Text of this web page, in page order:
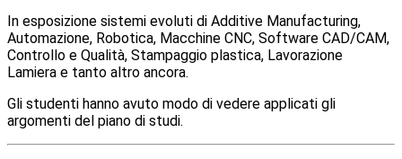
In esposizione sistemi evoluti di Additive Manufacturing,
Automazione, Robotica, Macchine CNC, Software CAD/CAM,
Controllo e Qualità, Stampaggio plastica, Lavorazione
Lamiera e tanto altro ancora.
Gli studenti hanno avuto modo di vedere applicati gli
argomenti del piano di studi.